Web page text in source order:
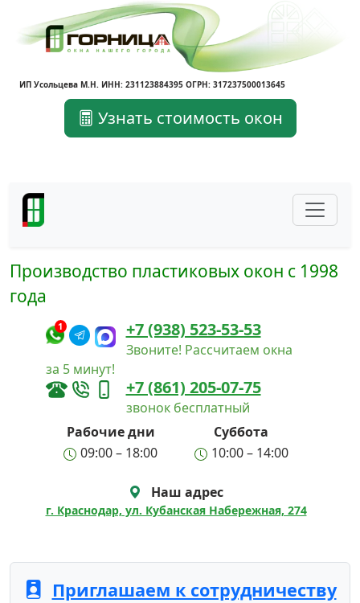
ИП Усольцева М.Н. ИНН: 231123884395 ОГРН: 317237500013645
Узнать стоимость окон
Производство пластиковых окон с 1998
года
1 +7 (938) 523-53-53
Звоните! Рассчитаем окна
за 5 минут!
+7 (861) 205-07-75
звонок бесплатный
Рабочие дни
Суббота
09:00 – 18:00
10:00 – 14:00
Наш адрес
г. Краснодар, ул. Кубанская Набережная, 274
Приглашаем к сотрудничеству